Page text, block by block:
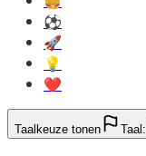
⚽️
🚀️
💡️
❤️
Taalkeuze tonen Taal: